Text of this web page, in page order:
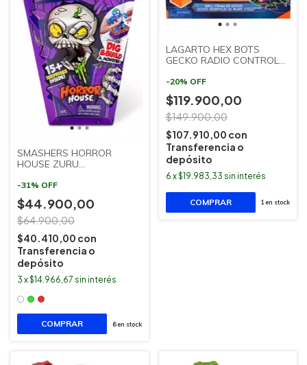
SMASHERS HORROR
HOUSE ZURU
-31% OFF
$44.900,00
$64.900,00
$40.410,00 con
Transferencia o
depósito
3 x$14.966,67 sin interés
COMPRAR 6en stock
LAGARTO HEX BOTS
GECKO RADIO CONTROL
-20% OFF
$119.900,00
$149.900,00
$107.910,00 con
Transferencia o
depósito
6 x$19.983,33 sin interés
1en stock